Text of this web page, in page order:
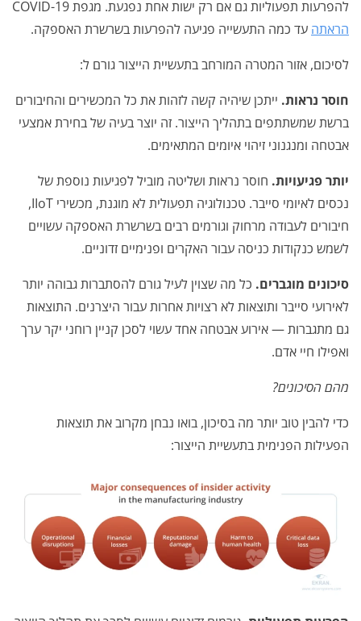
להפרעות תפעוליות גם אם רק ישות אחת נפגעת. מגפת COVID-19
הראתה עד כמה התעשייה פגיעה להפרעות בשרשרת האספקה.
לסיכום, אזור המטרה המורחב בתעשיית הייצור גורם ל:
חוסר נראות. ייתכן שיהיה קשה לזהות את כל המכשירים והחיבורים
ברשת שמשתתפים בתהליך הייצור. זה יוצר בעיה של בחירת אמצעי
אבטחה ומנגנוני זיהוי איומים המתאימים.
יותר פגיעויות. חוסר נראות ושליטה מוביל לפגיעות נוספת של
נכסים לאיומי סייבר. טכנולוגיה תפעולית לא מוגנת, מכשירי IIoT,
חיבורים לעבודה מרחוק וגורמים רבים בשרשרת האספקה עשויים
לשמש כנקודות כניסה עבור האקרים ופנימיים זדוניים.
סיכונים מוגברים. כל מה שצוין לעיל גורם להסתברות גבוהה יותר
לאירועי סייבר ותוצאות לא רצויות אחרות עבור היצרנים. התוצאות
גם מתגברות — אירוע אבטחה אחד עשוי לסכן קניין רוחני יקר ערך
ואפילו חיי אדם.
מהם הסיכונים?
כדי להבין טוב יותר מה בסיכון, בואו נבחן מקרוב את תוצאות
הפעילות הפנימית בתעשיית הייצור: